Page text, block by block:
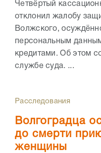
Четвёртый
отклонил жалобу
Волжского,
персональным
кредитами. Об этом
службе суда. ...
Расследования
Волгоградца
до смерти
женщины